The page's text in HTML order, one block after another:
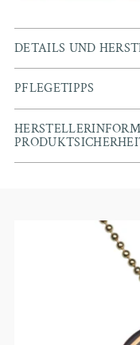
DETAILS UND
PFLEGETIPPS